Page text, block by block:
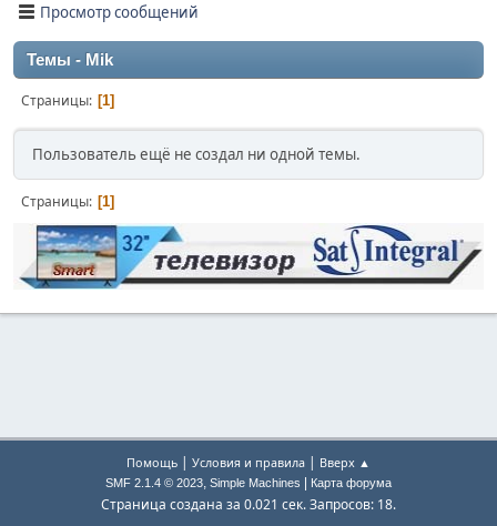
Просмотр сообщений
Темы - Mik
Страницы 1
Пользователь ещё не создал ни одной темы.
Страницы 1
Помощь | Условия и правила | Вверх ▲
SMF 2.1.4 © 2023, Simple Machines Карта форума
Страница создана за 0.021 сек. Запросов: 18.